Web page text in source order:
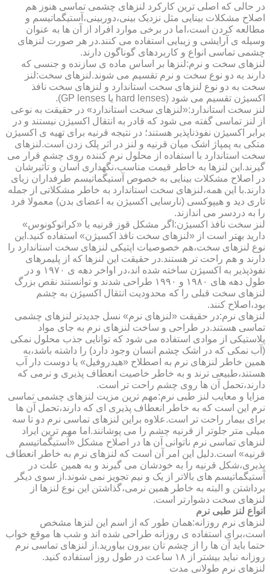
در حالی که اصلی ترین کارکرد لنزهای چشمی تماسی هنوز هم
اصلاح مشکلات بینایی مثل نزدیک بینی،دوربینی،آستیگماتیسم و
مطالعه کردن است،اما در برخی موارد افراد از آن ها به عنوان
وسیله ی آرایشی و زیبایی استفاده می کنند.در هر صورت لنزهای
چشمی تماسی انواع و کاربردهای گوناگون دارند.
لنزهای سخت و نرم:لنزها بر اساس ماده ی سازنده و جنسی که
دارند به دو نوع سخت و نرم تقسیم می شوند.لنزهای سخت:لنز
سخت به دو نوع لنزهای سخت استاندارد و لنزهای سخت نافذ
اکسیژن تقسیم می شود (hard lenses یا GP lenses).
لنز سخت استاندارد:«لنزهای سخت استاندارد» در حقیقت به نوعی
از لنز تماسی گفته می شود که قادر به انتقال اکسیژن نیستند و در
برابر اکسیژن نفوذناپذیر هستند؛ در نتیجه قرنیه برای تهیه ی اکسیژن
متکی به پمپاژ اشک میان قرنیه و لنز در اثر پلک زدن است.لنزهای
سخت استاندارد با استفاده از محلول نرم کننده روی چشم قرار می
گیرند.این لنزها به خاطر قیمت مناسب،نگهداری آسان و تأثیرشان
در اصلاح مشکلات بینایی به خصوص آستیگماتیسم طرفداران زیای
دارند.با این همه،لنزهای سخت استاندارد به خاطر مشکلاتی از جمله
تاری دید و هیپوکسی (نارسایی اکسیژن به اعضای بدن) معمولا فرد
را به دردسر می اندازند.
لنز سخت نافذ اکسیژن:اگر مشکل قوز قرنیه یا «کراتوکونوس»
دارید بهتر است از «لنزهای سخت نافذ اکسیژن» استفاده کنید.این
نوع لنزهای سخت،هم خصوصیات اپتیکی لنزهای سخت استاندارد را
دارند و هم راحت تر هستند.در حقیقت این لنزها که از پلیمرهای
نفوذپذیر به اکسیژن ساخته شده اند،در اواخر دهه ی ۱۹۷۰ و در
طول دهه های ۱۹۸۰ و ۱۹۹۰ طراحی شدند و توانستند نقص بزرگ
لنزهای سخت قبلی را که محدودیت انتقال اکسیژن به چشم
بود،اصلاح کنند.
لنزهای نرم:در حقیقت «لنزهای نرم» نسل جدیدتر لنزهای چشمی
تماسی هستند.در طراحی و ساخت لنزهای نرم به جای مواد
پلاستیکی از موادی استفاده می شود که توانایی جذب محلول نمکی
(آب نمکی که در اشک چشم انسان وجود دارد) را داشته باشد،به
همین خاطر لنزهای نرم به اصطلاح «هیدروفیل» یا دوست دار آب
هستند،طبیعی ترند و به خاطر خاصیت انعطاف پذیری و نرمی که
دارند،تحمل آن ها روی چشم راحت تر است.
مزایا و معایب لنز طبی نرم:مهم ترین مزیت لنزهای چشمی تماسی
نرم این است که به خاطر انعطاف پذیری ای که دارند،تحمل آن ها
برای بیمار راحت تر است.علاوه براین لنزهای تماسی نرم دو تا سه
میلی متر جلوتر از قرنیه چشم را می پوشانند.اما مهم ترین ایراد
لنزهای تماسی نرم ناتوانی آن ها در اصلاح مشکل «آستیگماتیسم
قرنیه» است.دلیل این امر آن است که لنزهای نرم به خاطر انعطاف
پذیری،شکل قرنیه را به خودشان می گیرند و به همین علت در
آستیگماتیسم های بالاتر از یک و نیم تجویز نمی شوند.از سوی دیگر
برداشتن و البته به خاطر همین نرمی،گذاشتن این نوع لنزها از
لنزهای سخت دشوارتر است.
انواع لنز طبی نرم
لنزهای نرم روزانه:همان طور که از اسم این لنزها مشخص
است،برای استفاده ی روزانه طراحی شده اند و شب ها موقع خواب
حتما باید آن ها را از چشم تان بیرون بیاورید.از لنزهای تماسی نرم
روزانه نباید بیشتر از ۱۸ ساعت در طول روز استفاده کنید.
لنزهای نرم طولانی مدت